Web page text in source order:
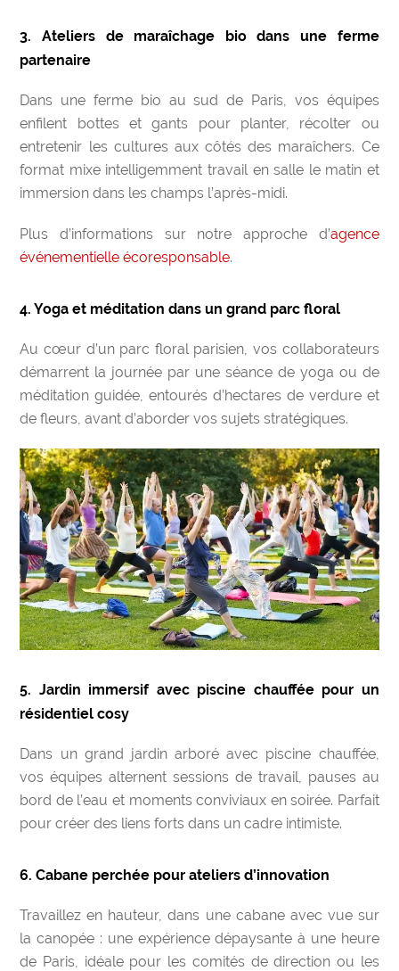
3. Ateliers de maraîchage bio dans une ferme
partenaire
Dans une ferme bio au sud de Paris, vos équipes
enfilent bottes et gants pour planter, récolter ou
entretenir les cultures aux côtés des maraîchers. Ce
format mixe intelligemment travail en salle le matin et
immersion dans les champs l’après-midi.
Plus d’informations sur notre approche d’agence
événementielle écoresponsable.
4. Yoga et méditation dans un grand parc floral
Au cœur d’un parc floral parisien, vos collaborateurs
démarrent la journée par une séance de yoga ou de
méditation guidée, entourés d’hectares de verdure et
de fleurs, avant d’aborder vos sujets stratégiques.
5. Jardin immersif avec piscine chauffée pour un
résidentiel cosy
Dans un grand jardin arboré avec piscine chauffée,
vos équipes alternent sessions de travail, pauses au
bord de l’eau et moments conviviaux en soirée. Parfait
pour créer des liens forts dans un cadre intimiste.
6. Cabane perchée pour ateliers d’innovation
Travaillez en hauteur, dans une cabane avec vue sur
la canopée : une expérience dépaysante à une heure
de Paris, idéale pour les comités de direction ou les